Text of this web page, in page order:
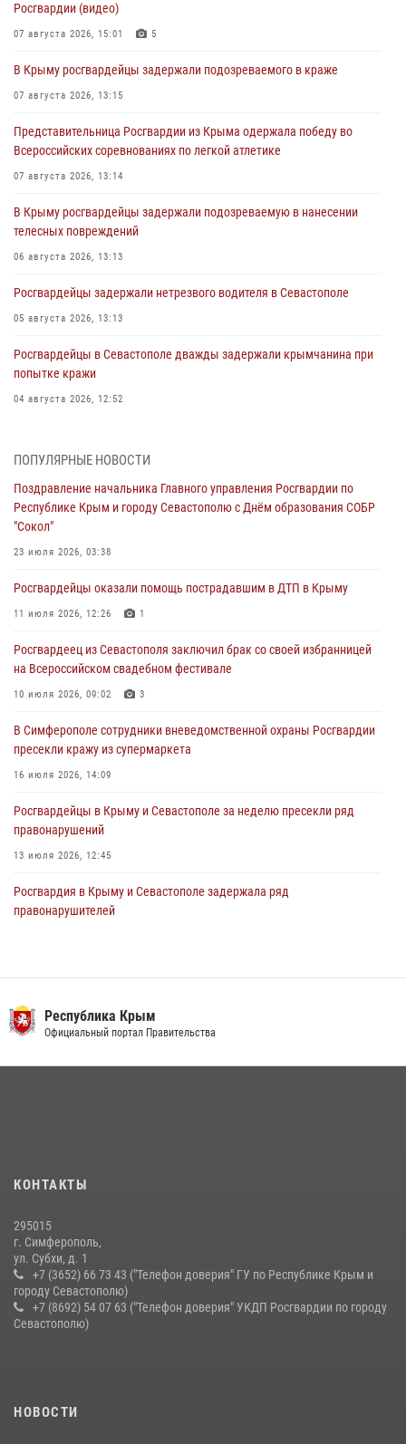
Росгвардии (видео)
07 августа 2026, 15:01 5
В Крыму росгвардейцы задержали подозреваемого в краже
07 августа 2026, 13:15
Представительница Росгвардии из Крыма одержала победу во
Всероссийских соревнованиях по легкой атлетике
07 августа 2026, 13:14
В Крыму росгвардейцы задержали подозреваемую в нанесении
телесных повреждений
06 августа 2026, 13:13
Росгвардейцы задержали нетрезвого водителя в Севастополе
05 августа 2026, 13:13
Росгвардейцы в Севастополе дважды задержали крымчанина при
попытке кражи
04 августа 2026, 12:52
мужчину
Росгвардия в Крыму и Севастополе задержала ряд
правонарушителей
03 августа 2026, 14:08
В Симферополе росгвардейцы задержали гражданина,
подозреваемого в совершении серии краж
Росгвардейцы оперативно задержали нарушителя на охраняемом
объекте в Севастополе
ПОПУЛЯРНЫЕ НОВОСТИ
Поздравление начальника Главного управления Росгвардии по
Республике Крым и городу Севастополю с Днём образования СОБР
"Сокол"
23 июля 2026, 03:38
Росгвардейцы оказали помощь пострадавшим в ДТП в Крыму
11 июля 2026, 12:26 1
Росгвардеец из Севастополя заключил брак со своей избранницей
на Всероссийском свадебном фестивале
10 июля 2026, 09:02 3
В Симферополе сотрудники вневедомственной охраны Росгвардии
пресекли кражу из супермаркета
16 июля 2026, 14:09
Росгвардейцы в Крыму и Севастополе за неделю пресекли ряд
правонарушений
13 июля 2026, 12:45
Росгвардия в Крыму и Севастополе задержала ряд
правонарушителей
Росгвардейцы Крыма и Севастополя отметили День Крещения Руси
10 июля 2026, 15:10
Республика Крым
Официальный портал Правительства
КОНТАКТЫ
295015
г. Симферополь,
ул. Субхи, д. 1
+7 (3652) 66 73 43 ("Телефон доверия" ГУ по Республике Крым и
городу Севастополю)
+7 (8692) 54 07 63 ("Телефон доверия" УКДП Росгвардии по городу
Севастополю)
НОВОСТИ